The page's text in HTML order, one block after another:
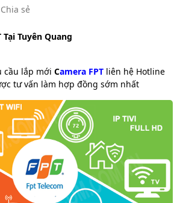
Chia sẻ
Tuyên Quang
cầu lắp mới Camera FPT liên hệ Hotline
tư vấn làm hợp đồng sớm nhất